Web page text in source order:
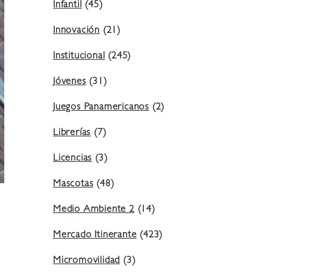
Infantil(45)
Innovación (21)
Institucional(245)
Jóvenes(31)
Juegos Panamericanos (2)
Librerías(7)
Licencias(3)
Mascotas(48)
Medio Ambiente 2(14)
Mercado Itinerante(423)
Micromovilidad(3)